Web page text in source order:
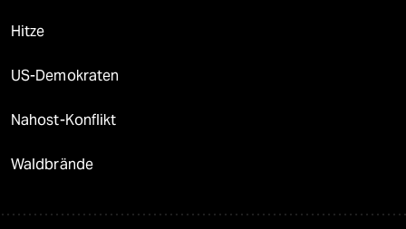
Hitze
US-Demokraten
Nahost-Konflikt
Waldbrände